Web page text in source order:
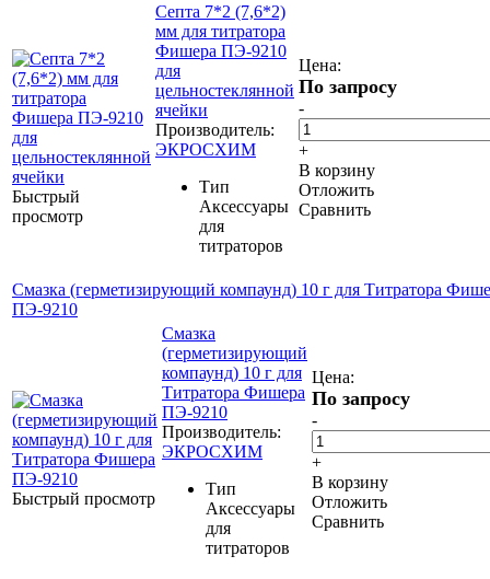
Быстрый
просмотр
Септа 7*2 (7,6*2)
мм для титратора
Фишера ПЭ-9210
для
цельностеклянной
ячейки
Производитель:
ЭКРОСХИМ
Тип
Аксессуары
для
титраторов
Цена:
По запросу
-
+
В корзину
Отложить
Сравнить
Смазка (герметизирующий компаунд) 10 г для Титратора
ПЭ-9210
Быстрый просмотр
Смазка
(герметизирующий
компаунд) 10 г для
Титратора Фишера
ПЭ-9210
Производитель:
ЭКРОСХИМ
Тип
Аксессуары
для
титраторов
Цена:
По запросу
-
+
В корзину
Отложить
Сравнить